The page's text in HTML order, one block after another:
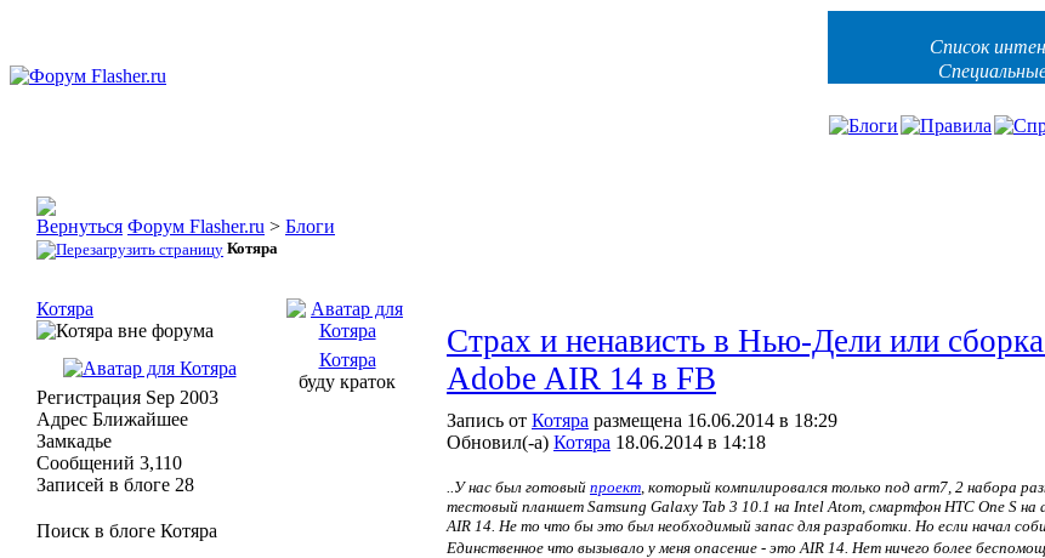
Список
Форум Flasher.ru > Блоги
Котяра
Котяра
буду краток
Страх и ненависть в Нью-Дели или
Adobe AIR 14 в FB
Запись от Котяра размещена 16.06.2014 в 18:29
Обновил(-а) Котяра 18.06.2014 в 14:18
..У нас был готовый проект, который компилировался только под arm7, 2 набора
тестовый планшет Samsung Galaxy Tab 3 10.1 на Intel Atom, смартфон HTC One S
AIR 14. Не то что бы это был необходимый запас для разработки. Но если начал
Единственное что вызывало у меня опасение - это AIR 14. Нет ничего более
Котяра
Регистрация Sep 2003
Адрес Ближайшее
Замкадье
Сообщений 3,110
Записей в блоге 28
Поиск в блоге Котяра